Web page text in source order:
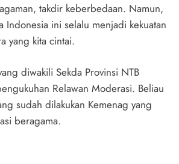
takdir keberbedaan. Namun,
ini selalu menjadi kekuatan
yang kita cintai.
diwakili Sekda Provinsi NTB
Relawan Moderasi. Beliau
sudah dilakukan Kemenag yang
beragama.